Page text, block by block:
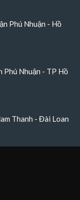
Phú Nhuận - Hồ
Phú Nhuận - TP Hồ
Thanh - Đài Loan